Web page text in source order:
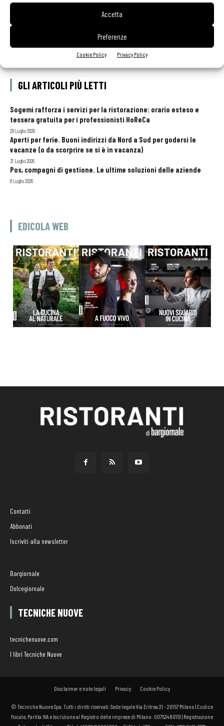
Accetta
Preferenze
Cookie Policy Privacy Policy
GLI ARTICOLI PIÙ LETTI
Sogemi rafforza i servizi per la ristorazione: orario esteso e
tessera gratuita per i professionisti HoReCa
29 Luglio 2026
Aperti per ferie. Buoni indirizzi da Nord a Sud per godersi le
vacanze (o da scorprire se si è in vacanza)
31 Luglio 2026
Pos, compagni di gestione. Le ultime soluzioni delle aziende
8 Luglio 2026
EDICOLA WEB
Contatti
Abbonati
Iscriviti alla newsletter
Bargiornale
Dolcegiornale
TECNICHE NUOVE
tecnichenuove.com
I libri Tecniche Nuove
Disclaimer e note legali Privacy Cookie Policy
© Tecniche Nuove Spa. Tutti i diritti riservati. Sede legale Via Eritrea 21 - 20157 Milano | Codice
fiscale, Partita IVA e Iscrizione al Registro delle imprese di Milano: 00753480151 | Registrazione